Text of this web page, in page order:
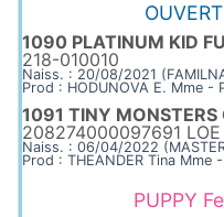
1090 PLATINUM KID
218-010010
Naiss. : 20/08/2021
Prod : HODUNOVA E. Mme -
1091 TINY MONSTERS
208274000097691
Naiss. : 06/04/2022
Prod : THEANDER Tina Mme
PUPPY